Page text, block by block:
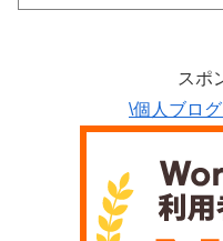
スポ
\個人ブロ